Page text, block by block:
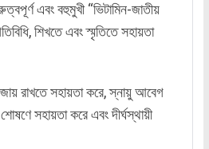
এবং বহুমুখী “ভিটামিন-জাতীয়
শিখতে এবং স্মৃতিতে সহায়তা
রাখতে সহায়তা করে, স্নায়ু আবেগ
সহায়তা করে এবং দীর্ঘস্থায়ী